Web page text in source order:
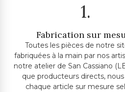
1.
Fabrication sur
Toutes les pièces de notre
fabriquées à la main par nos
notre atelier de San Cassiano
que producteurs directs,
chaque article sur mesure